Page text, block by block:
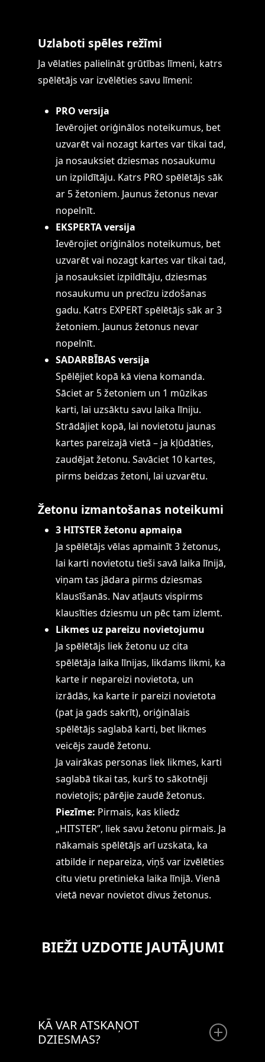
Uzlaboti spēles režīmi
Ja vēlaties palielināt grūtības līmeni, katrs
spēlētājs var izvēlēties savu līmeni:
PRO versija
Ievērojiet oriģinālos noteikumus, bet
uzvarēt vai nozagt kartes var tikai tad,
ja nosauksiet dziesmas nosaukumu
un izpildītāju. Katrs PRO spēlētājs sāk
ar 5 žetoniem. Jaunus žetonus nevar
nopelnīt.
EKSPERTA versija
Ievērojiet oriģinālos noteikumus, bet
uzvarēt vai nozagt kartes var tikai tad,
ja nosauksiet izpildītāju, dziesmas
nosaukumu un precīzu izdošanas
gadu. Katrs EXPERT spēlētājs sāk ar 3
žetoniem. Jaunus žetonus nevar
nopelnīt.
SADARBĪBAS versija
Spēlējiet kopā kā viena komanda.
Sāciet ar 5 žetoniem un 1 mūzikas
karti, lai uzsāktu savu laika līniju.
Strādājiet kopā, lai novietotu jaunas
kartes pareizajā vietā – ja kļūdāties,
zaudējat žetonu. Savāciet 10 kartes,
pirms beidzas žetoni, lai uzvarētu.
Žetonu izmantošanas noteikumi
3 HITSTER žetonu apmaiņa
Ja spēlētājs vēlas apmainīt 3 žetonus,
lai karti novietotu tieši savā laika līnijā,
viņam tas jādara pirms dziesmas
klausīšanās. Nav atļauts vispirms
klausīties dziesmu un pēc tam izlemt.
Likmes uz pareizu novietojumu
Ja spēlētājs liek žetonu uz cita
spēlētāja laika līnijas, likdams likmi, ka
karte ir nepareizi novietota, un
izrādās, ka karte ir pareizi novietota
(pat ja gads sakrīt), oriģinālais
spēlētājs saglabā karti, bet likmes
veicējs zaudē žetonu.
Ja vairākas personas liek likmes, karti
saglabā tikai tas, kurš to sākotnēji
novietojis; pārējie zaudē žetonus.
Piezīme: Pirmais, kas kliedz
„HITSTER”, liek savu žetonu pirmais. Ja
nākamais spēlētājs arī uzskata, ka
atbilde ir nepareiza, viņš var izvēlēties
citu vietu pretinieka laika līnijā. Vienā
vietā nevar novietot divus žetonus.
BIEŽI UZDOTIE JAUTĀJUMI
KĀ VAR ATSKAŅOT
DZIESMAS?